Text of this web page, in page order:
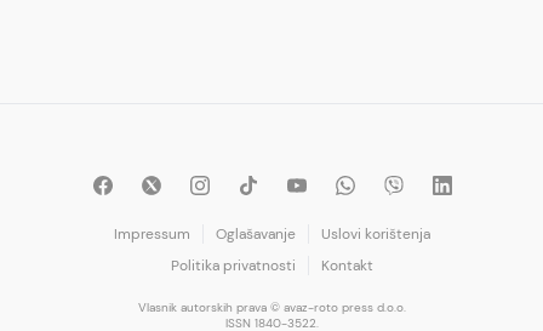
Impressum Oglašavanje
Uslovi korištenja
Politika privatnosti
Kontakt
Vlasnik autorskih prava © avaz-roto press d.o.o.
ISSN 1840-3522.